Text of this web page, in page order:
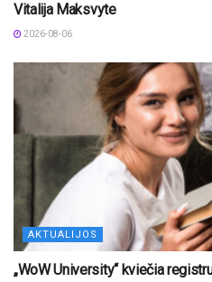
Vitalija Maksvyte
2026-08-06
AKTUALIJOS
„WoW University“ kviečia